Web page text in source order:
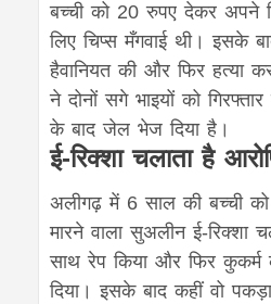
बच्ची को 20 रुपए देकर
लिए चिप्स मँगवाई थी। इसके
हैवानियत की और फिर हत्या
ने दोनों सगे भाइयों को
के बाद जेल भेज दिया है।
ई-रिक्शा चलाता है
अलीगढ़ में 6 साल की बच्ची को
मारने वाला सुअलीन ई-रिक्शा
साथ रेप किया और फिर कुकर्म
दिया। इसके बाद कहीं वो